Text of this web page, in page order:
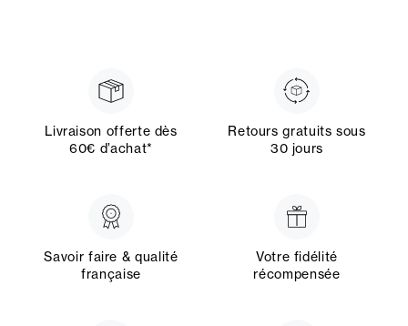
Livraison offerte dès
60€ d’achat*
Retours gratuits sous
30 jours
Savoir faire & qualité
française
Votre fidélité
récompensée